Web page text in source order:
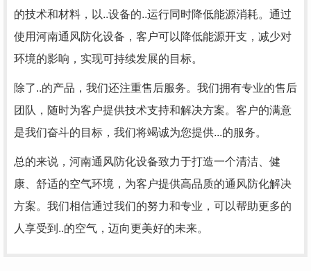
的技术和材料，以..设备的..运行同时降低能源消耗。通过
使用河南通风防化设备，客户可以降低能源开支，减少对
环境的影响，实现可持续发展的目标。
除了..的产品，我们还注重售后服务。我们拥有专业的售后
团队，随时为客户提供技术支持和解决方案。客户的满意
是我们奋斗的目标，我们将竭诚为您提供...的服务。
总的来说，河南通风防化设备致力于打造一个清洁、健
康、舒适的空气环境，为客户提供高品质的通风防化解决
方案。我们相信通过我们的努力和专业，可以帮助更多的
人享受到..的空气，迈向更美好的未来。